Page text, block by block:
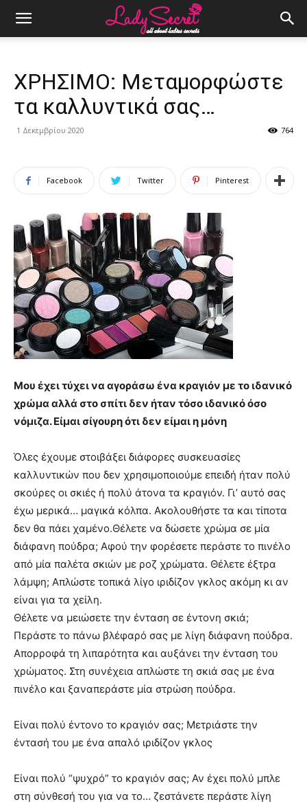
ΧΡΗΣΙΜΟ: Μεταμορφώστε
τα καλλυντικά σας…
1 Δεκεμβρίου 2020 764
Facebook Twitter Pinterest
Μου έχει τύχει να αγοράσω ένα κραγιόν με το ιδανικό
χρώμα αλλά στο σπίτι δεν ήταν τόσο ιδανικό όσο
νόμιζα. Είμαι σίγουρη ότι δεν είμαι η μόνη
Όλες έχουμε στοιβάξει διάφορες συσκευασίες
καλλυντικών που δεν χρησιμοποιούμε επειδή ήταν πολύ
σκούρες οι σκιές ή πολύ άτονα τα κραγιόν. Γι’ αυτό σας
έχω μερικά… μαγικά κόλπα. Ακολουθήστε τα και τίποτα
δεν θα πάει χαμένο.Θέλετε να δώσετε χρώμα σε μία
διάφανη πούδρα; Αφού την φορέσετε περάστε το πινέλο
από μία παλέτα σκιών με ροζ χρώματα. Θέλετε έξτρα
λάμψη; Απλώστε τοπικά λίγο ιριδίζον γκλος ακόμη κι αν
είναι για τα χείλη.
Θέλετε να μειώσετε την ένταση σε έντονη σκιά;
Περάστε το πάνω βλέφαρό σας με λίγη διάφανη πούδρα.
Απορροφά τη λιπαρότητα και αυξάνει την ένταση του
χρώματος. Στη συνέχεια απλώστε τη σκιά σας με ένα
πινέλο και ξαναπεράστε μία στρώση πούδρα.
Είναι πολύ έντονο το κραγιόν σας; Μετριάστε την
έντασή του με ένα απαλό ιριδίζον γκλος
Είναι πολύ “ψυχρό” το κραγιόν σας; Αν έχει πολύ μπλε
στη σύνθεσή του για να το… ζεστάνετε περάστε λίγη